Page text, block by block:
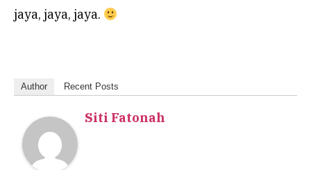
jaya, jaya, jaya.
Author Recent Posts
Siti Fatonah